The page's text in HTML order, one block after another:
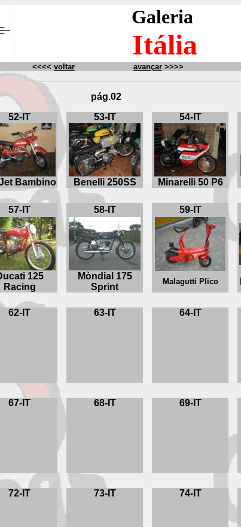
Galeria
Itália
<<<< voltar avançar>>>>
pág.02
52-IT 53-IT 54-IT
Bambino Benelli 250SS Minarelli 50 P6
57-IT 58-IT 59-IT
125
Racing
Mòndial 175
Sprint
Malagutti Plico
62-IT 63-IT 64-IT
67-IT 68-IT 69-IT
72-IT 73-IT 74-IT